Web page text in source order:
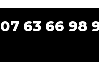
07 63 66 98